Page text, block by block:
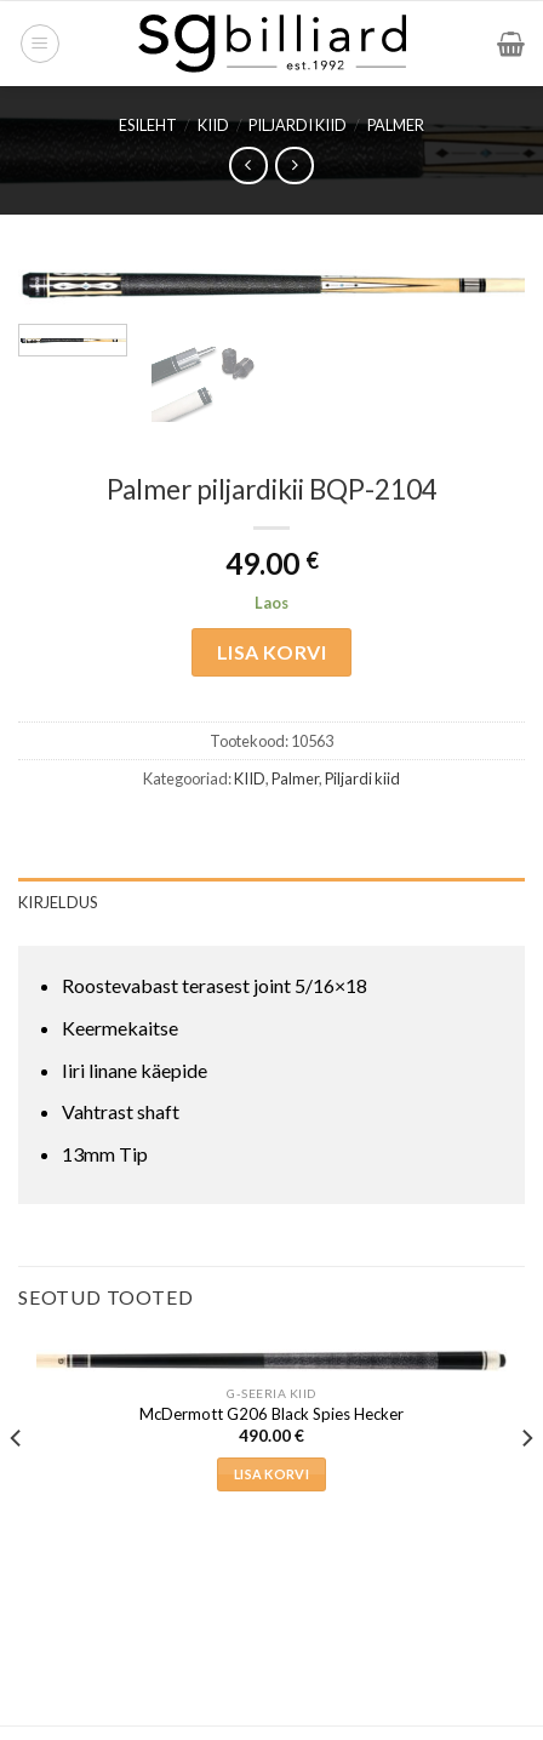
ESILEHT / KIID / PILJARDI KIID / PALMER
Palmer piljardikii BQP-2104
49.00 €
Laos
LISA KORVI
Tootekood:10563
Kategooriad:KIID,Palmer,Piljardi kiid
KIRJELDUS
Roostevabast terasest joint 5/16×18
Keermekaitse
Iiri linane käepide
Vahtrast shaft
13mm Tip
SEOTUD TOOTED
G-SEERIA KIID
McDermott G206 Black Spies Hecker
490.00€
LISA KORVI